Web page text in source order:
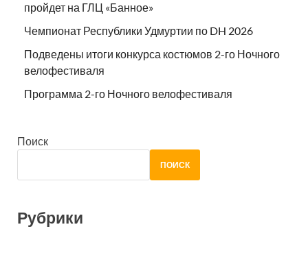
пройдет на ГЛЦ «Банное»
Чемпионат Республики Удмуртии по DH 2026
Подведены итоги конкурса костюмов 2-го Ночного
велофестиваля
Программа 2-го Ночного велофестиваля
Поиск
ПОИСК
Рубрики